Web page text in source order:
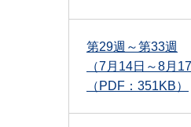
第29週～第33週
（7月14日～8月17
（PDF：351KB）